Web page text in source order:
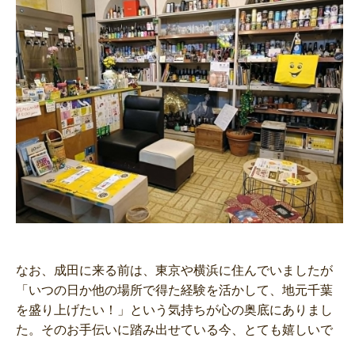
なお、成田に来る前は、東京や横浜に住んでいましたが
「いつの日か他の場所で得た経験を活かして、地元千葉
を盛り上げたい！」という気持ちが心の奥底にありまし
た。そのお手伝いに踏み出せている今、とても嬉しいで